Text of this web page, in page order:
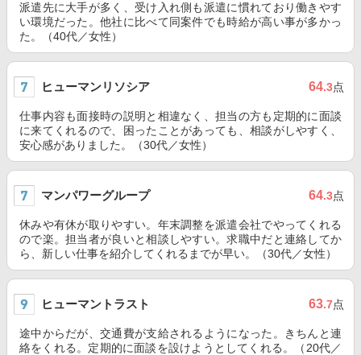
派遣先に大手が多く、受け入れ側も派遣に慣れており働きやす
い環境だった。他社に比べて同案件でも時給が高い事が多かっ
た。（40代／女性）
ヒューマンリソシア 64.3点
仕事内容も面接時の説明と相違なく、担当の方も定期的に面談
に来てくれるので、困ったことがあっても、相談がしやすく、
安心感がありました。（30代／女性）
マンパワーグループ 64.3点
休みや有休が取りやすい。年末調整を派遣会社でやってくれる
ので楽。担当者が良いと相談しやすい。求職中だと連絡してか
ら、新しい仕事を紹介してくれるまでが早い。（30代／女性）
ヒューマントラスト 63.7点
途中からだが、交通費が支給されるようになった。きちんと連
絡をくれる。定期的に面談を設けようとしてくれる。（20代／